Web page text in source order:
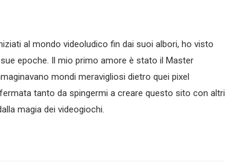
al mondo videoludico fin dai suoi albori, ho visto
epoche. Il mio primo amore è stato il Master
mondi meravigliosi dietro quei pixel
tanto da spingermi a creare questo sito con altri
magia dei videogiochi.